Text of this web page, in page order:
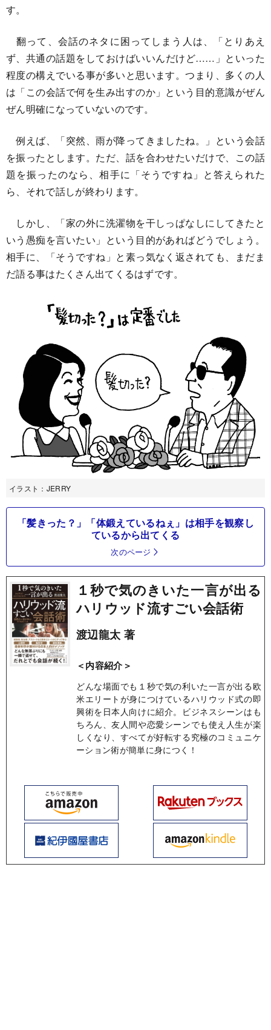
す。
翻って、会話のネタに困ってしまう人は、「とりあえ
ず、共通の話題をしておけばいいんだけど……」といった
程度の構えでいる事が多いと思います。つまり、多くの人
は「この会話で何を生み出すのか」という目的意識がぜん
ぜん明確になっていないのです。
例えば、「突然、雨が降ってきましたね。」という会話
を振ったとします。ただ、話を合わせたいだけで、この話
題を振ったのなら、相手に「そうですね」と答えられた
ら、それで話しが終わります。
しかし、「家の外に洗濯物を干しっぱなしにしてきたと
いう愚痴を言いたい」という目的があればどうでしょう。
相手に、「そうですね」と素っ気なく返されても、まだま
だ語る事はたくさん出てくるはずです。
イラスト：JERRY
「髪きった？」「体鍛えているねぇ」は相手を観察し
ているから出てくる
次のページ
１秒で気のきいた一言が出る
ハリウッド流すごい会話術
渡辺龍太 著
＜内容紹介＞
どんな場面でも１秒で気の利いた一言が出る欧
米エリートが身につけているハリウッド式の即
興術を日本人向けに紹介。ビジネスシーンはも
ちろん、友人間や恋愛シーンでも使え人生が楽
しくなり、すべてが好転する究極のコミュニケ
ーション術が簡単に身につく！